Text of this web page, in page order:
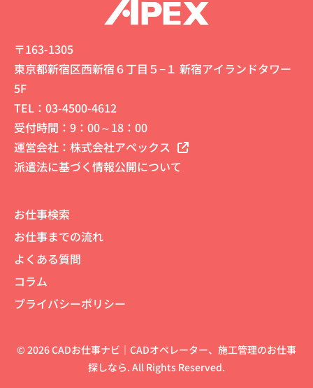
〒163-1305
東京都新宿区西新宿６丁目５−１ 新宿アイランドタワー
5F
TEL： 03-4500-4612
受付時間：9：00～18：00
運営会社： 株式会社アペックス
派遣法に基づく情報公開について
お仕事検索
お仕事までの流れ
よくある質問
コラム
プライバシーポリシー
© 2026 CADお仕事ナビ｜CADオペレーター、施工管理のお仕事
探しなら. All Rights Reserved.